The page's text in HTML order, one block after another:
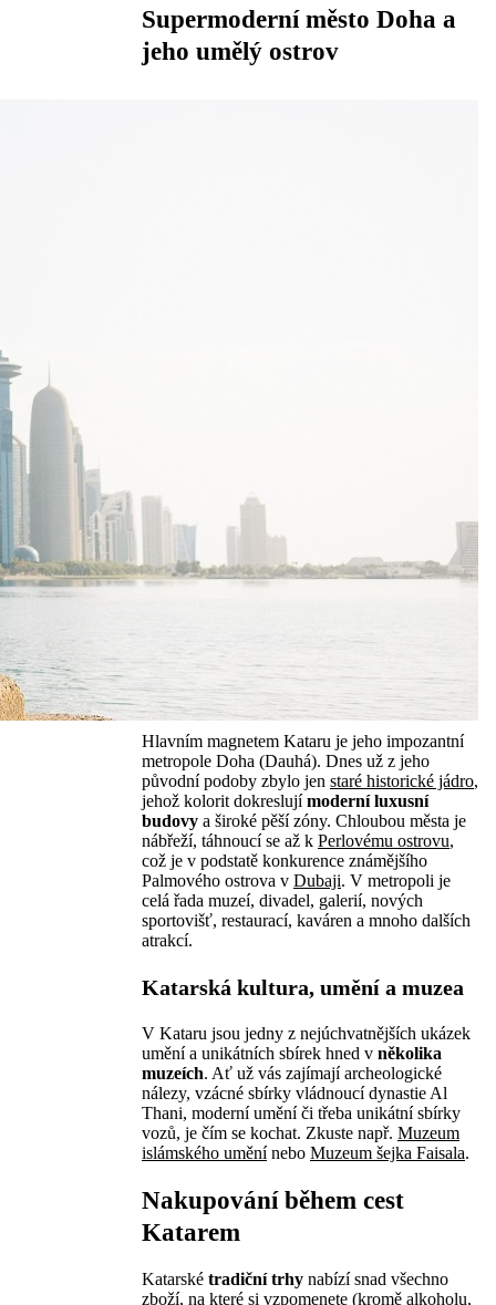
Supermoderní město Doha a
jeho umělý ostrov
Hlavním magnetem Kataru je jeho impozantní
metropole Doha (Dauhá). Dnes už z jeho
původní podoby zbylo jen staré historické jádro,
jehož kolorit dokreslujímoderní luxusní
budovy a široké pěší zóny. Chloubou města je
nábřeží, táhnoucí se až k Perlovému ostrovu,
což je v podstatě konkurence známějšího
Palmového ostrova v Dubaji. V metropoli je
celá řada muzeí, divadel, galerií, nových
sportovišť, restaurací, kaváren a mnoho dalších
atrakcí.
Katarská kultura, umění a muzea
V Kataru jsou jedny z nejúchvatnějších ukázek
umění a unikátních sbírek hned v několika
muzeích. Ať už vás zajímají archeologické
nálezy, vzácné sbírky vládnoucí dynastie Al
Thani, moderní umění či třeba unikátní sbírky
vozů, je čím se kochat. Zkuste např. Muzeum
islámského uměnínebo Muzeum šejka Faisala.
Nakupování během cest
Katarem
Katarské tradiční trhy nabízí snad všechno
zboží, na které si vzpomenete (kromě alkoholu,